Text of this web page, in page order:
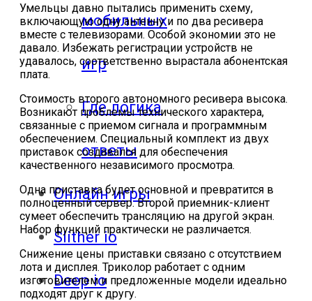
мобильных
игр
Где логика
ответы
Онлайн игры
Slither io
Deep io
Умельцы давно пытались применить схему,
включающую одну антенну и по два ресивера
вместе с телевизорами. Особой экономии это не
давало. Избежать регистрации устройств не
удавалось, соответственно вырастала абонентская
плата.
Стоимость второго автономного ресивера высока.
Возникают проблемы технического характера,
связанные с приемом сигнала и программным
обеспечением. Специальный комплект из двух
приставок создавался для обеспечения
качественного независимого просмотра.
Одна приставка будет основной и превратится в
полноценный сервер. Второй приемник-клиент
сумеет обеспечить трансляцию на другой экран.
Набор функций практически не различается.
Снижение цены приставки связано с отсутствием
лота и дисплея. Триколор работает с одним
изготовителем и предложенные модели идеально
подходят друг к другу.